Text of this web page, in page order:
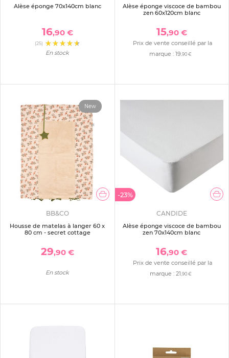
Alèse éponge 70x140cm blanc
16,90 €
(25)
En stock
Alèse éponge viscoce de bambou
zen 60x120cm blanc
15,90 €
Prix de vente conseillé par la
marque :19,90 €
New
BB&CO
Housse de matelas à langer 60 x
80 cm - secret cottage
29,90 €
En stock
-23%
CANDIDE
Alèse éponge viscoce de bambou
zen 70x140cm blanc
16,90 €
Prix de vente conseillé par la
marque : 21,90 €